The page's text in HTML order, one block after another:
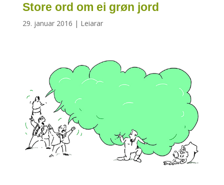
Store ord om ei grøn jord
29. januar 2016 | Leiarar